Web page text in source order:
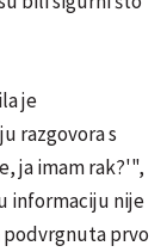
je
razgovora s
ja imam rak?'",
informaciju nije
podvrgnuta prvo